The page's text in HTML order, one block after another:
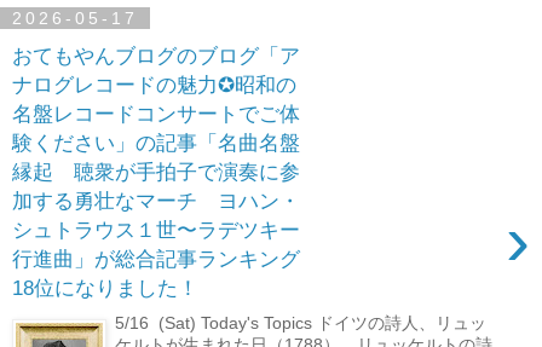
2026-05-17
おてもやんブログのブログ「ア
ナログレコードの魅力✪昭和の
名盤レコードコンサートでご体
験ください」の記事「名曲名盤
縁起 聴衆が手拍子で演奏に参
加する勇壮なマーチ ヨハン・
シュトラウス１世〜ラデツキー
行進曲」が総合記事ランキング
18位になりました！
›
5/16 (Sat) Today's Topics ドイツの詩人、リュッ